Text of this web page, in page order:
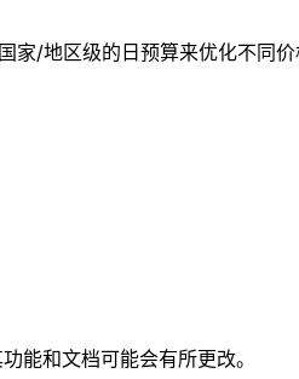
/地区级的日预算来优化不同价
能和文档可能会有所更改。